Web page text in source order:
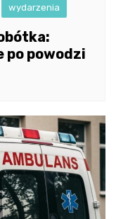
wydarzenia
po powodzi